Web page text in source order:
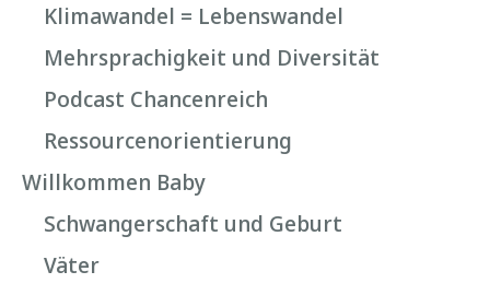
Klimawandel = Lebenswandel
Mehrsprachigkeit und Diversität
Podcast Chancenreich
Ressourcenorientierung
Willkommen Baby
Schwangerschaft und Geburt
Väter